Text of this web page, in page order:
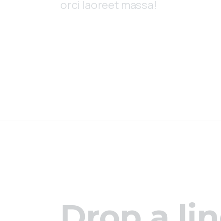
orci laoreet massa!